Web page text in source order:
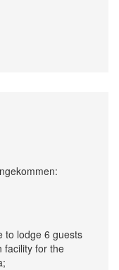
to lodge 6 guests
facility for the